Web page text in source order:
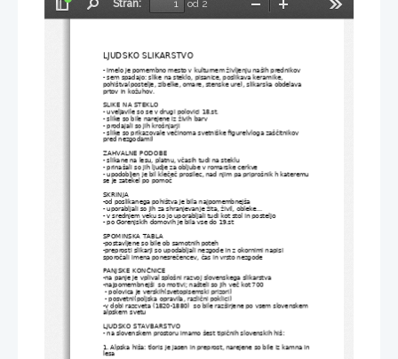
Preklopi
Stran:
od 2
Pomanjšaj
LJUDSKO SLIKARSTVO
- imelo je pomembno mesto v kulturnem življenju naših prednikov
- sem spadajo: slike na steklo, pisanice, poslikava keramike,
pohištva(postelje, zibelke, omare, stenske ure), slikarska obdelava
prtov in kožuhov.
SLIKE NA STEKLO
- uveljavile so se v drugi polovici 18.st.
- slike so bile narejene iz živih barv
- prodajali so jih krošnjarji
- slike so prikazovale večinoma svetniške figure(vloga zaščitnikov
pred nezgodami)
ZAHVALNE PODOBE
- slikane na lesu, platnu, včasih tudi na steklu
- prinašali so jih ljudje za obljube v romarske cerkve
- upodobljen je bil klečeč prosilec, nad njim pa priprošnik h kateremu
se je zatekel po pomoč
SKRINJA
-od poslikanega pohištva je bila najpomembnejša
- uporabljali so jih za shranjevanje žita, živil, obleke...
- v srednjem veku so jo uporabljali tudi kot stol in posteljo
- po Gorenjskih domovih je bila vse do 19.st
SPOMINSKA TABLA
-postavljene so bile ob samotnih poteh
-preprosti slikarji so upodabljali nezgode in z okornimi napisi
sporočali imena ponesrečencev, čas in vrsto nezgode
PANJSKE KONČNICE
-na panje je vplival splošni razvoj slovenskega slikarstva
-najpomembnejši  so motivi; našteli so jih več kot 700
- polovica je verskih(svetopisemski prizori)
- posvetni(poljska opravila, različni poklici)
-v dobi razcveta (1820-1880)  so bile razširjene po vsem slovenskem
alpskem svetu
LJUDSKO STAVBARSTVO
- na slovenskem prostoru imamo šest tipičnih slovenskih hiš:
1. Alpska hiša: tloris je jasen in preprost, narejene so bile iz kamna in
lesa